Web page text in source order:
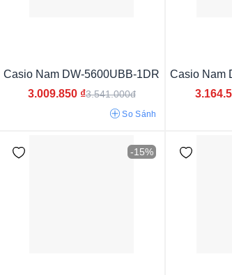
Vỏ phối màu
Casio Nam DW-5600UBB-1DR
3.009.850 ₫3.541.000đ
So Sánh
Casio Nam
-15%